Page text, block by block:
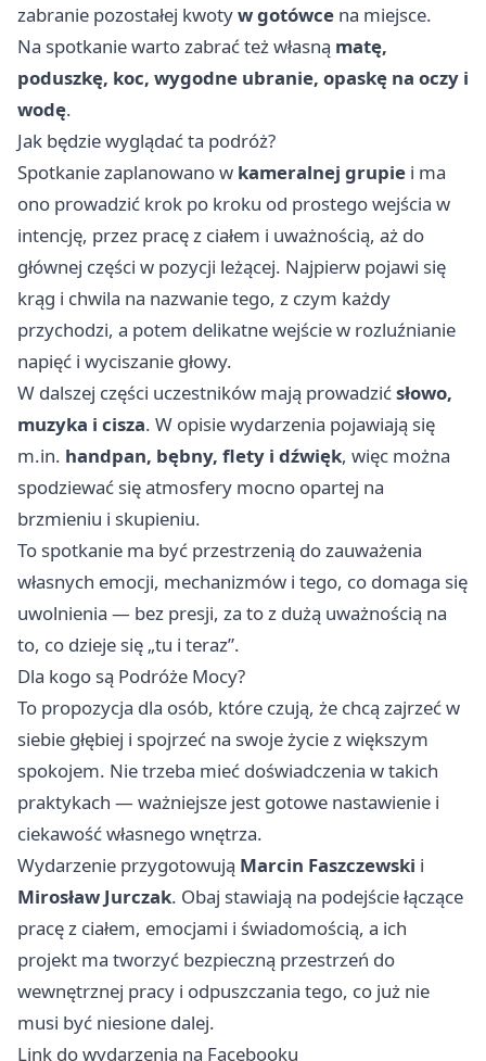
zabranie pozostałej kwotyw gotówce na miejsce.
Na spotkanie warto zabrać też własną matę,
poduszkę, koc, wygodne ubranie, opaskę na oczy i
wodę.
Jak będzie wyglądać ta podróż?
Spotkanie zaplanowano w kameralnej grupie i ma
ono prowadzić krok po kroku od prostego wejścia w
intencję, przez pracę z ciałem i uważnością, aż do
głównej części w pozycji leżącej. Najpierw pojawi się
krąg i chwila na nazwanie tego, z czym każdy
przychodzi, a potem delikatne wejście w rozluźnianie
napięć i wyciszanie głowy.
W dalszej części uczestników mają prowadzićsłowo,
muzyka i cisza. W opisie wydarzenia pojawiają się
m.in. handpan, bębny, flety i dźwięk, więc można
spodziewać się atmosfery mocno opartej na
brzmieniu i skupieniu.
To spotkanie ma być przestrzenią do zauważenia
własnych emocji, mechanizmów i tego, co domaga się
uwolnienia — bez presji, za to z dużą uważnością na
to, co dzieje się „tu i teraz”.
Dla kogo są Podróże Mocy?
To propozycja dla osób, które czują, że chcą zajrzeć w
siebie głębiej i spojrzeć na swoje życie z większym
spokojem. Nie trzeba mieć doświadczenia w takich
praktykach — ważniejsze jest gotowe nastawienie i
ciekawość własnego wnętrza.
Wydarzenie przygotowują Marcin Faszczewski i
Mirosław Jurczak. Obaj stawiają na podejście łączące
pracę z ciałem, emocjami i świadomością, a ich
projekt ma tworzyć bezpieczną przestrzeń do
wewnętrznej pracy i odpuszczania tego, co już nie
musi być niesione dalej.
Link do wydarzenia na Facebooku